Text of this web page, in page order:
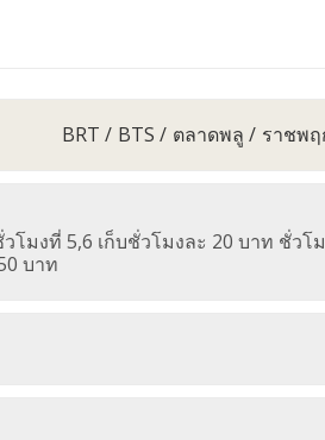
BRT BTS ตลาดพลู ราชพ
โมงที่ 5,6 เก็บชั่วโมงละ 20 บาท ชั่วโ
บาท